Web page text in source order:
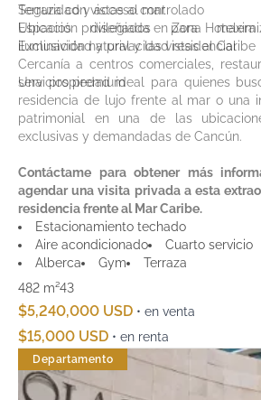
Terraza con vistas al mar
Espacios diseñados para
iluminación natural y las vistas al Caribe
Seguridad y acceso controlado
Ubicación privilegiada en Zona Hotelera
Exclusividad y privacidad residencial
Cercanía a centros comerciales,
servicios premium
Una propiedad ideal para quienes
residencia de lujo frente al mar o una
patrimonial en una de las
exclusivas y demandadas de Cancún.
Contáctame para obtener más
agendar una visita privada a esta
residencia frente al Mar Caribe.
Estacionamiento techado
Aire acondicionado
Cuarto servicio
Alberca
Gym
Terraza
482 m²43
$5,240,000 USD • en venta
$15,000 USD • en renta
Departamento